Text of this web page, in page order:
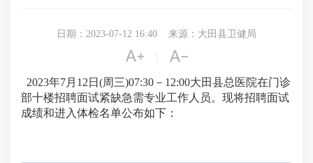
日期：2023-07-12 16:40 来源：大田县卫健局
 
2023年7月 12 日 (周 三)07:30 － 1 2:00大田县总医院在门诊
部十楼招聘面试紧缺急需专业工作人员。 现将招聘面试
成绩和进入体检名单公布如下 ：